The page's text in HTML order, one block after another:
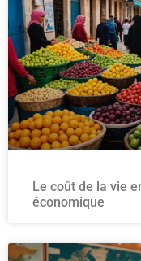
Le coût de la vie
économique